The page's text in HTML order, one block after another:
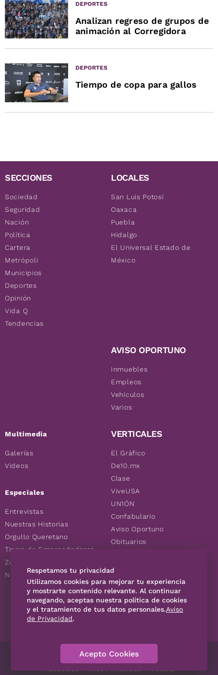
DEPORTES
Analizan regreso de grupos de
animación al Corregidora
DEPORTES
Tiempo de copa para gallos
SECCIONES
Sociedad
Seguridad
Nación
Política
Cartera
Metrópoli
Municipios
Deportes
Opinión
Vida Q
Tendencias
Multimedia
Galerías
Videos
Especiales
Entrevistas
Nuestras Historias
Orgullo Queretano
Tierra de Emprendedores
Zoociales
Nuevos Queretanos
LOCALES
San Luis Potosí
Oaxaca
Puebla
Hidalgo
El Universal Estado de
México
AVISO OPORTUNO
Inmuebles
Empleos
Vehículos
Varios
VERTICALES
El Gráfico
De10.mx
Clase
ViveUSA
UN1ÓN
Confabulario
Aviso Oportuno
Obituarios
Consultas
SÍGUENOS
Contáctanos Código de Ética
Respetamos tu privacidad
Utilizamos cookies para mejorar tu experiencia
y mostrarte contenido relevante. Al continuar
navegando, aceptas nuestra política de cookies
y el tratamiento de tus datos personales.Aviso
de Privacidad.
Acepto Cookies